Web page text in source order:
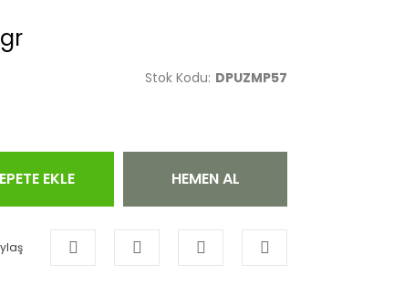
Stok Kodu: DPUZMP57
EKLE HEMEN AL